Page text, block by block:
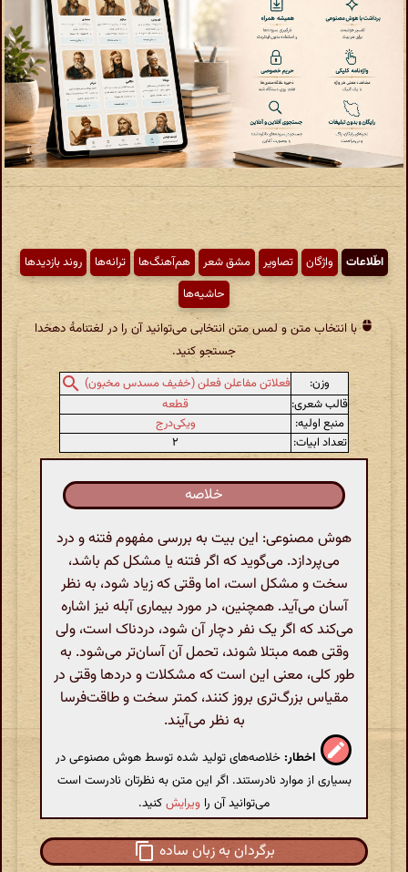
اطّلاعات واژگان تصاویر مشق شعر هم‌آهنگ‌ها ترانه‌ها
روند بازدیدها
حاشیه‌ها
با انتخاب متن و لمس متن انتخابی می‌توانید آن را در لغتنامهٔ دهخدا
جستجو کنید.
وزن:
فعلاتن مفاعلن فعلن (خفیف مسدس مخبون)
قالب شعری:
قطعه
منبع اولیه:
ویکی‌درج
تعداد ابیات:
۲
خلاصه
هوش مصنوعی: این بیت به بررسی مفهوم فتنه و درد
می‌پردازد. می‌گوید که اگر فتنه یا مشکل کم باشد،
سخت و مشکل است، اما وقتی که زیاد شود، به نظر
آسان می‌آید. همچنین، در مورد بیماری آبله نیز اشاره
می‌کند که اگر یک نفر دچار آن شود، دردناک است، ولی
وقتی همه مبتلا شوند، تحمل آن آسان‌تر می‌شود. به
طور کلی، معنی این است که مشکلات و دردها وقتی در
مقیاس بزرگ‌تری بروز کنند، کمتر سخت و طاقت‌فرسا
به نظر می‌آیند.
اخطار: خلاصه‌های تولید شده توسط هوش مصنوعی در
بسیاری از موارد نادرستند. اگر این متن به نظرتان نادرست است
می‌توانید آن را ویرایشکنید.
برگردان به زبان ساده